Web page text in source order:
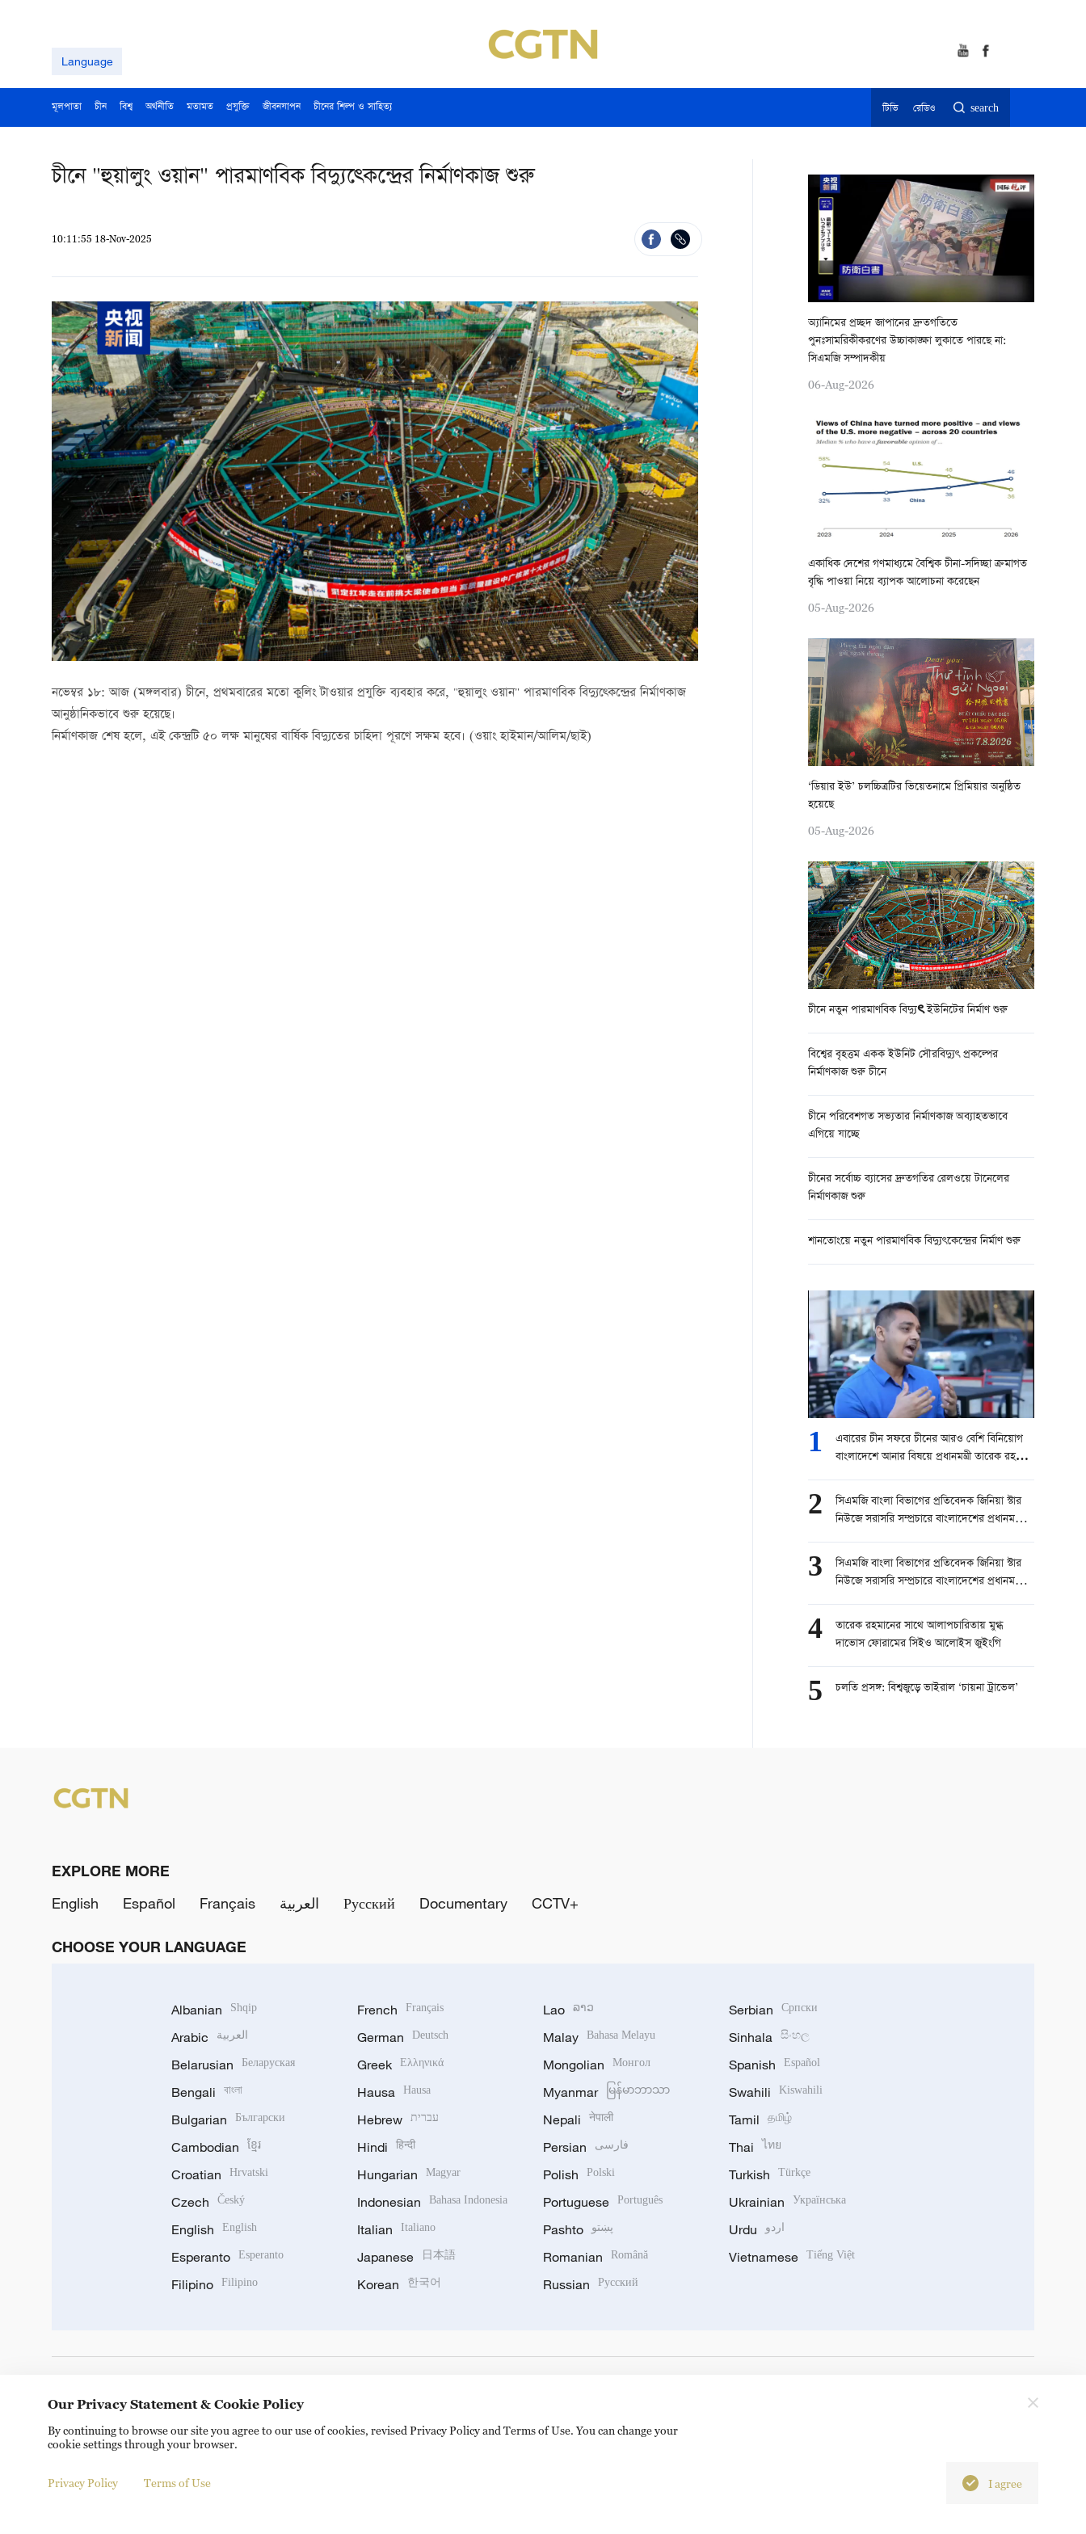
Language
মূলপাতা চীন বিশ্ব অর্থনীতি মতামত প্রযুক্তি জীবনযাপন চীনের শিল্প ও সাহিত্য টিভি রেডিও search
চীনে "হুয়ালুং ওয়ান" পারমাণবিক বিদ্যুত্কেন্দ্রের নির্মাণকাজ শুরু
10:11:55 18-Nov-2025
নভেম্বর ১৮: আজ (মঙ্গলবার) চীনে, প্রথমবারের মতো কুলিং টাওয়ার প্রযুক্তি ব্যবহার করে, "হুয়ালুং ওয়ান" পারমাণবিক বিদ্যুত্কেন্দ্রের নির্মাণকাজ
আনুষ্ঠানিকভাবে শুরু হয়েছে।
নির্মাণকাজ শেষ হলে, এই কেন্দ্রটি ৫০ লক্ষ মানুষের বার্ষিক বিদ্যুতের চাহিদা পূরণে সক্ষম হবে। (ওয়াং হাইমান/আলিম/ছাই)
অ্যানিমের প্রচ্ছদ জাপানের দ্রুতগতিতে
পুনঃসামরিকীকরণের উচ্চাকাঙ্ক্ষা লুকাতে পারছে না:
সিএমজি সম্পাদকীয়
06-Aug-2026
একাধিক দেশের গণমাধ্যমে বৈশ্বিক চীনা-সদিচ্ছা ক্রমাগত
বৃদ্ধি পাওয়া নিয়ে ব্যাপক আলোচনা করেছেন
05-Aug-2026
‘ডিয়ার ইউ’ চলচ্চিত্রটির ভিয়েতনামে প্রিমিয়ার অনুষ্ঠিত
হয়েছে
05-Aug-2026
চীনে নতুন পারমাণবিক বিদ্যুৎ ইউনিটের নির্মাণ শুরু
বিশ্বের বৃহত্তম একক ইউনিট সৌরবিদ্যুৎ প্রকল্পের
নির্মাণকাজ শুরু চীনে
চীনে পরিবেশগত সভ্যতার নির্মাণকাজ অব্যাহতভাবে
এগিয়ে যাচ্ছে
চীনের সর্বোচ্চ ব্যাসের দ্রুতগতির রেলওয়ে টানেলের
নির্মাণকাজ শুরু
শানতোংয়ে নতুন পারমাণবিক বিদ্যুৎকেন্দ্রের নির্মাণ শুরু
1
এবারের চীন সফরে চীনের আরও বেশি বিনিয়োগ
বাংলাদেশে আনার বিষয়ে প্রধানমন্ত্রী তারেক রহমান
সিনিয়র রিপোর্টার, চ্যানেল ২৪
2
সিএমজি বাংলা বিভাগের প্রতিবেদক জিনিয়া স্টার
নিউজে সরাসরি সম্প্রচারে বাংলাদেশের প্রধানমন্ত্রী
part 1
3
সিএমজি বাংলা বিভাগের প্রতিবেদক জিনিয়া স্টার
নিউজে সরাসরি সম্প্রচারে বাংলাদেশের প্রধানমন্ত্রী
part 2
4
তারেক রহমানের সাথে আলাপচারিতায় মুগ্ধ
দাভোস ফোরামের সিইও আলোইস জুইংগি
5 চলতি প্রসঙ্গ: বিশ্বজুড়ে ভাইরাল ‘চায়না ট্রাভেল’
EXPLORE MORE
English
Español Français العربية Русский Documentary CCTV+
CHOOSE YOUR LANGUAGE
Albanian Shqip
Arabic العربية
Belarusian Беларуская
Bengali বাংলা
Bulgarian Български
Cambodian ខ្មែរ
Croatian Hrvatski
Czech Český
English English
Esperanto Esperanto
Filipino Filipino
French Français
German Deutsch
Greek Ελληνικά
Hausa Hausa
Hebrew עברית
Hindi हिन्दी
Hungarian Magyar
Indonesian Bahasa Indonesia
Italian Italiano
Japanese 日本語
Korean 한국어
Lao ລາວ
Malay Bahasa Melayu
Mongolian Монгол
Myanmar မြန်မာဘာသာ
Nepali नेपाली
Persian فارسی
Polish Polski
Portuguese Português
Pashto پښتو
Romanian Română
Russian Русский
Serbian Српски
Sinhala සිංහල
Spanish Español
Swahili Kiswahili
Tamil தமிழ்
Thai ไทย
Turkish Türkçe
Ukrainian Українська
Urdu اردو
Vietnamese Tiếng Việt
Copyright © 2024 CGTN. 京ICP备20000184号
Our Privacy Statement & Cookie Policy
By continuing to browse our site you agree to our use of cookies, revised Privacy Policy and Terms of Use. You can change your
cookie settings through your browser.
Privacy Policy Terms of Use I agree